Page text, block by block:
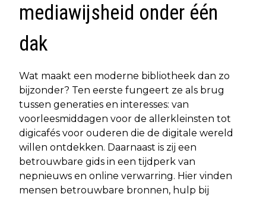
mediawijsheid onder één
dak
Wat maakt een moderne bibliotheek dan zo
bijzonder? Ten eerste fungeert ze als brug
tussen generaties en interesses: van
voorleesmiddagen voor de allerkleinsten tot
digicafés voor ouderen die de digitale wereld
willen ontdekken. Daarnaast is zij een
betrouwbare gids in een tijdperk van
nepnieuws en online verwarring. Hier vinden
mensen betrouwbare bronnen, hulp bij